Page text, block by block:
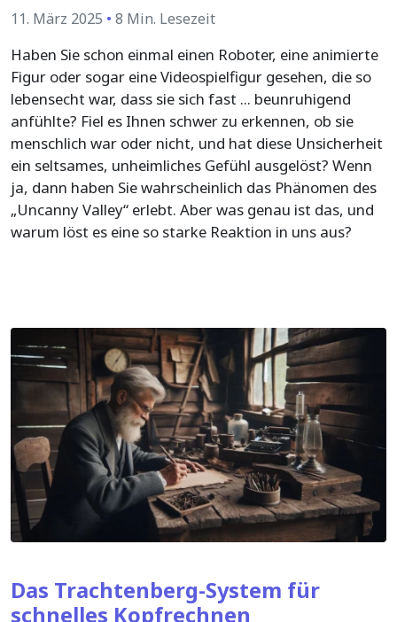
11. März 2025 • 8 Min. Lesezeit
Haben Sie schon einmal einen Roboter, eine animierte
Figur oder sogar eine Videospielfigur gesehen, die so
lebensecht war, dass sie sich fast ... beunruhigend
anfühlte? Fiel es Ihnen schwer zu erkennen, ob sie
menschlich war oder nicht, und hat diese Unsicherheit
ein seltsames, unheimliches Gefühl ausgelöst? Wenn
ja, dann haben Sie wahrscheinlich das Phänomen des
„Uncanny Valley“ erlebt. Aber was genau ist das, und
warum löst es eine so starke Reaktion in uns aus?
Das Trachtenberg-System für
schnelles Kopfrechnen